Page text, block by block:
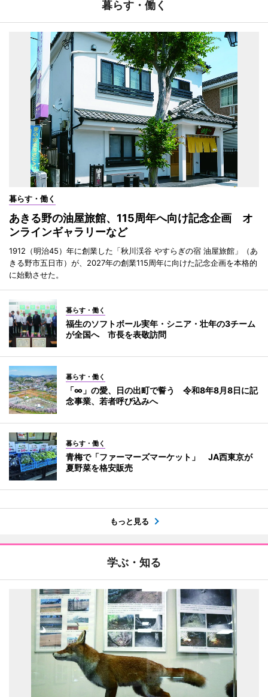
暮らす・働く
暮らす・働く
あきる野の油屋旅館、115周年へ向け記念企画 オ
ンラインギャラリーなど
1912（明治45）年に創業した「秋川渓谷 やすらぎの宿 油屋旅館」（あ
きる野市五日市）が、2027年の創業115周年に向けた記念企画を本格的
に始動させた。
暮らす・働く
福生のソフトボール実年・シニア・壮年の3チーム
が全国へ 市長を表敬訪問
暮らす・働く
「∞」の愛、日の出町で誓う 令和8年8月8日に記
念事業、若者呼び込みへ
暮らす・働く
青梅で「ファーマーズマーケット」 JA西東京が
夏野菜を格安販売
もっと見る
学ぶ・知る